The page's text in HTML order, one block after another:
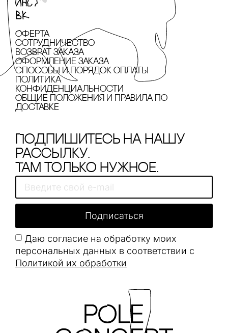
Оферта
сотрудничество
Возврат заказа
Оформление заказа
cпособы и порядок оплаты
Политика
конфиденциальности
Общие положения и правила по
доставке
Подпишитесь на нашу
рассылку.
Там только нужное.
Даю согласие на обработку моих
персональных данных в соответствии с
Политикой их обработки
Подписаться